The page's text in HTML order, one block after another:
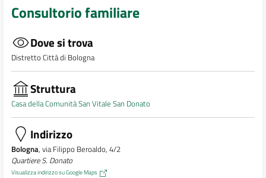
Consultorio familiare
Dove si trova
Distretto Città di Bologna
Struttura
Casa della Comunità San Vitale San Donato
Indirizzo
Bologna, via Filippo Beroaldo, 4/2
Quartiere S. Donato
Visualizza indirizzo su Google Maps